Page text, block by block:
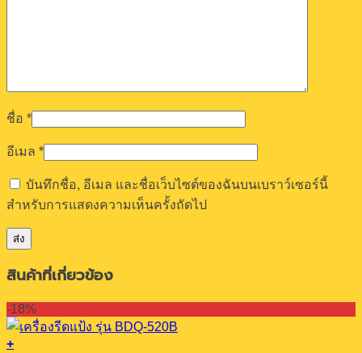
ชื่อ *
อีเมล *
บันทึกชื่อ, อีเมล และชื่อเว็บไซต์ของฉันบนเบราว์เซอร์นี้
สำหรับการแสดงความเห็นครั้งถัดไป
สินค้าที่เกี่ยวข้อง
-18%
+